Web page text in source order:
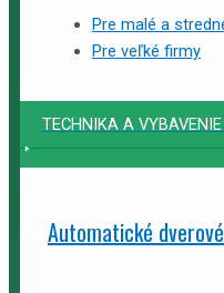
Pre malé a
Pre veľké firmy
TECHNIKA A
Automatické